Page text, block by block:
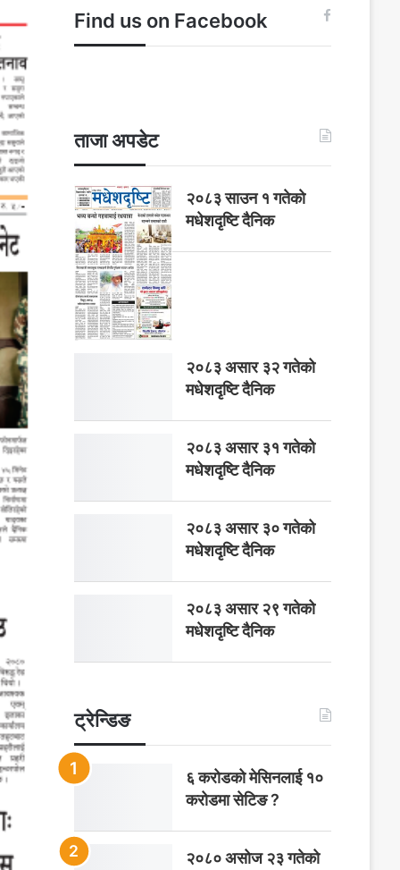
Find us on Facebook
ताजा अपडेट
२०८३ साउन १ गतेकाे
मधेशदृष्टि दैनिक
२०८३ असार ३२ गतेको
मधेशदृष्टि दैनिक
२०८३ असार ३१ गतेको
मधेशदृष्टि दैनिक
२०८३ असार ३० गतेको
मधेशदृष्टि दैनिक
२०८३ असार २९ गतेको
मधेशदृष्टि दैनिक
ट्रेन्डिङ
६ करोडको मेसिनलाई १०
करोडमा सेटिङ ?
२०८० असोज २३ गतेको